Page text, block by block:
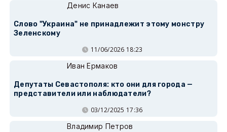
Денис Канаев
Слово "Украина" не принадлежит этому монстру
Зеленскому
11/06/2026 18:23
Иван Ермаков
Депутаты Севастополя: кто они для города —
представители или наблюдатели?
03/12/2025 17:36
Владимир Петров